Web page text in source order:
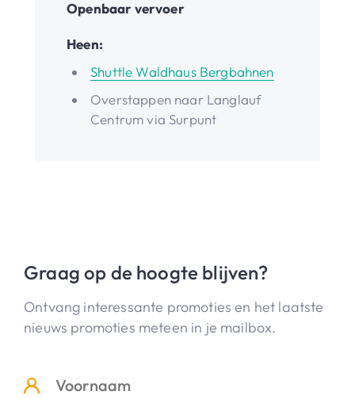
Openbaar vervoer
Heen:
Shuttle Waldhaus Bergbahnen
Overstappen naar Langlauf
Centrum via Surpunt
Graag op de hoogte blijven?
Ontvang interessante promoties en het laatste
nieuws promoties meteen in je mailbox.